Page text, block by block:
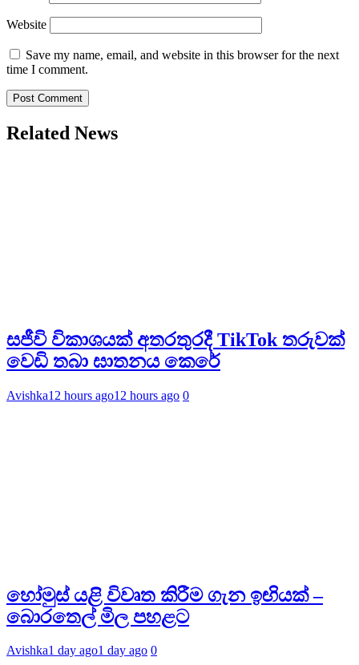
Website
Save my name, email, and website in this browser for the next
time I comment.
Related News
සජීවි විකාශයක් අතරතුරදී TikTok තරුවක්
වෙඩි තබා ඝාතනය කෙරේ
Avishka12 hours ago12 hours ago 0
හෝමුස් යළි විවෘත කිරීම ගැන ඉඟියක් –
බොරතෙල් මිල පහළට
Avishka1 day ago1 day ago 0